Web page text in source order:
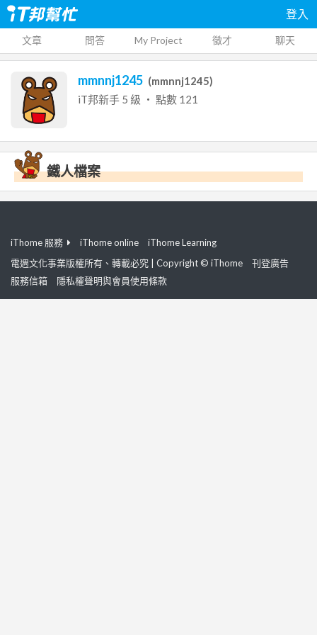
登入
文章 問答 My Project 徵才 聊天
mmnnj1245 (mmnnj1245)
iT邦新手 5 級 ‧ 點數 121
鐵人檔案
iThome 服務 iThome online
iThome Learning
電週文化事業版權所有、轉載必究 | Copyright © iThome
刊登廣告
服務信箱
隱私權聲明與會員使用條款